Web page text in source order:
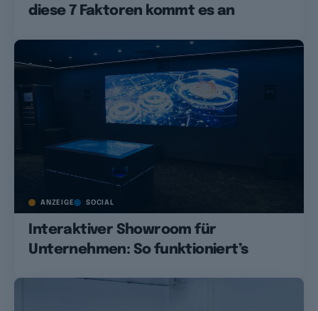
diese 7 Faktoren kommt es an
ANZEIGE SOCIAL
Interaktiver Showroom für
Unternehmen: So funktioniert’s